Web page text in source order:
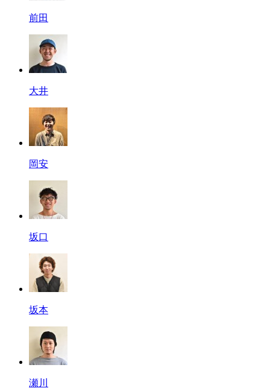
前田
大井
岡安
坂口
坂本
瀬川